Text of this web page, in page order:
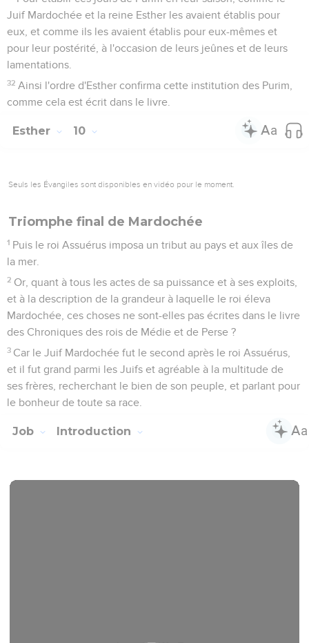
Juif Mardochée et la reine Esther les avaient établis pour
eux, et comme ils les avaient établis pour eux-mêmes et
pour leur postérité, à l'occasion de leurs jeûnes et de leurs
lamentations.
32 Ainsi l'ordre d'Esther confirma cette institution des Purim,
comme cela est écrit dans le livre.
Esther 10
Seuls les Évangiles sont disponibles en vidéo pour le moment.
Triomphe final de Mardochée
1 Puis le roi Assuérus imposa un tribut au pays et aux îles de
la mer.
2 Or, quant à tous les actes de sa puissance et à ses exploits,
et à la description de la grandeur à laquelle le roi éleva
Mardochée, ces choses ne sont-elles pas écrites dans le livre
des Chroniques des rois de Médie et de Perse ?
3 Car le Juif Mardochée fut le second après le roi Assuérus,
et il fut grand parmi les Juifs et agréable à la multitude de
ses frères, recherchant le bien de son peuple, et parlant pour
le bonheur de toute sa race.
Job Introduction